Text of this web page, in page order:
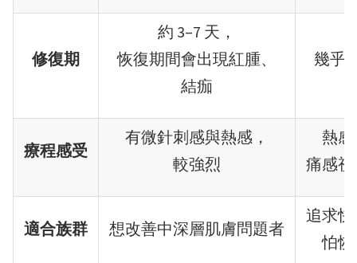
修復期
約 3–7 天，
恢復期間會出現紅腫、
結痂
幾乎
療程感受
有微針刺感與熱感，
較強烈
熱
痛感
適合族群 想改善中深層肌膚問題者
追求
怕